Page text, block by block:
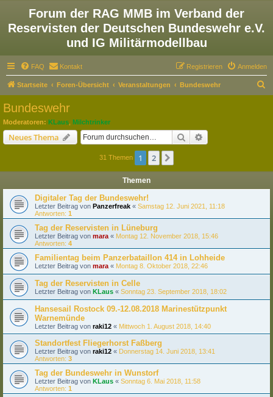
Forum der RAG MMB im Verband der
Reservisten der Deutschen Bundeswehr e.V.
und IG Militärmodellbau
FAQ Kontakt Anmelden
Registrieren
Startseite Foren-Übersicht Veranstaltungen Bundeswehr
Bundeswehr
Moderatoren: KLaus Milchtrinker
Neues Thema Suche
31 Themen 1 2
Themen
Digitaler Tag der Bundeswehr!
Letzter Beitrag von Panzerfreak « Samstag 12. Juni 2021, 11:18
Antworten: 1
Tag der Reservisten in Lüneburg
Letzter Beitrag von mara « Montag 12. November 2018, 15:46
Antworten: 4
Familientag beim Panzerbataillon 414 in Lohheide
Letzter Beitrag von mara « Montag 8. Oktober 2018, 22:46
Tag der Reservisten in Celle
Letzter Beitrag von KLaus « Sonntag 23. September 2018, 18:02
Hansesail Rostock 09.-12.08.2018 Marinestützpunkt
Warnemünde
Letzter Beitrag von raki12 « Mittwoch 1. August 2018, 14:40
Standortfest Fliegerhorst Faßberg
Letzter Beitrag von raki12 « Donnerstag 14. Juni 2018, 13:41
Antworten: 3
Tag der Bundeswehr in Wunstorf
Letzter Beitrag von KLaus « Sonntag 6. Mai 2018, 11:58
Antworten: 1